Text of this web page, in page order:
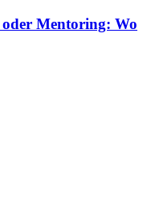
Mentoring: Wo